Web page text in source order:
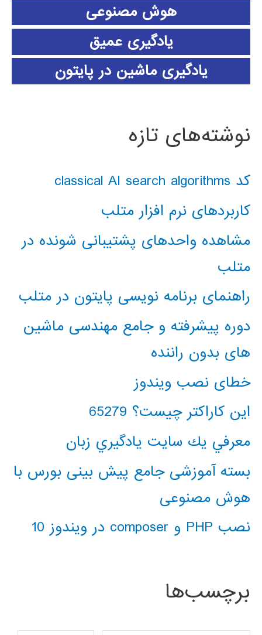
هوش مصنوعی
یادگیری عمیق
یادگیری ماشین در پایتون
نوشته‌های تازه
کد classical AI search algorithms
کاربردهای نرم افزار متلب
مشاهده واحدهای پشتیبانی شونده در
متلب
راهنمای برنامه نویسی پایتون در متلب
دوره پیشرفته و جامع مهندسی ماشین
های بدون راننده
خطای نصب ویندوز
این کاراکتر چیست؟ 65279
معرفي يك سايت يادگيري زبان
بسته آموزشی جامع پیش بینی بورس با
هوش مصنوعی
نصب PHP و composer در ویندوز 10
برچسب‌ها